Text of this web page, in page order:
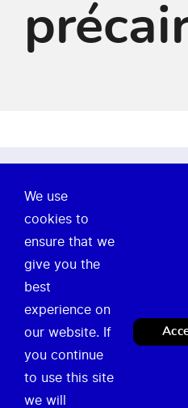
Notre mission
Actualités
Legal
Privacy Policy
Mentions légales
We use
cookies to
ensure that we
give you the
best
experience on
our website. If
you continue
to use this site
we will